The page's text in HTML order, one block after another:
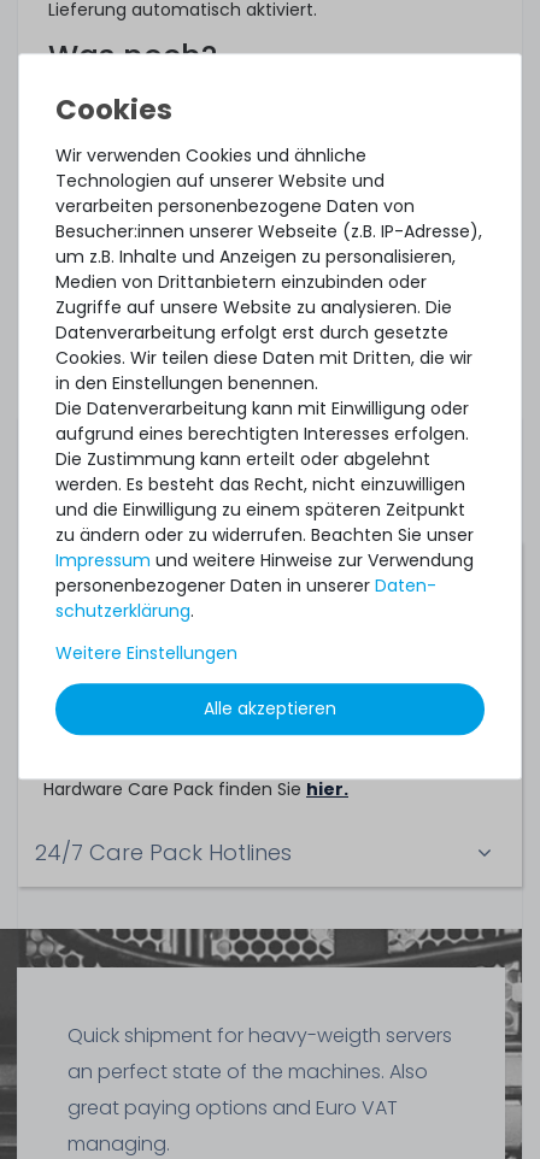
Lieferung automatisch aktiviert.
Was noch?
Das angebotene Hardware Care Pack erweitert Ihren
Schutz. Ihre gesetzlichen Gewährleistungsrechte
und ggf. am Artikel vorhandene Garantien bleiben
davon unberührt. Sie erhalten im Falle eines
Problems, unabhängig, ob ein Servicefall eintritt
oder ob das Hardware Care Pack in Anspruch
genommen wird, im Rahmen der jeweiligen
Regelungen natürlich unsere Unterstützung.
Dieses Hardware Care Pack ist gültig nur in
Verbindung mit einem von uns angebotenem
Server. Sofern Sie ihre bestehende Systeme
absichern möchten, können Sie gerne ein
individuelles Angebot für ein Hardware Care Pack bei
uns einholen.
Servicepartner
Dieses Hardware Care Pack ein Service der
TechCare Solutions GmbH
Birkenweg 25
65623 Hahnstätten
Hardware Care Pack finden Sie hier.
24/7 Care Pack Hotlines
Quick shipment for heavy-weigth servers
an perfect state of the machines. Also
great paying options and Euro VAT
managing.
Wir verwenden Cookies und ähnliche
Technologien auf unserer Website und
verarbeiten personenbezogene Daten von
Besucher:innen unserer Webseite (z.B. IP-Adresse),
um z.B. Inhalte und Anzeigen zu personalisieren,
Medien von Drittanbietern einzubinden oder
Zugriffe auf unsere Website zu analysieren. Die
Datenverarbeitung erfolgt erst durch gesetzte
Cookies. Wir teilen diese Daten mit Dritten, die wir
in den Einstellungen benennen.
Die Datenverarbeitung kann mit Einwilligung oder
aufgrund eines berechtigten Interesses erfolgen.
Die Zustimmung kann erteilt oder abgelehnt
werden. Es besteht das Recht, nicht einzuwilligen
und die Einwilligung zu einem späteren Zeitpunkt
zu ändern oder zu widerrufen. Beachten Sie unser
Impressum und weitere Hinweise zur Verwendung
personenbezogener Daten in unserer Daten­
schutz­erklärung.
Weitere Einstellungen
Alle akzeptieren